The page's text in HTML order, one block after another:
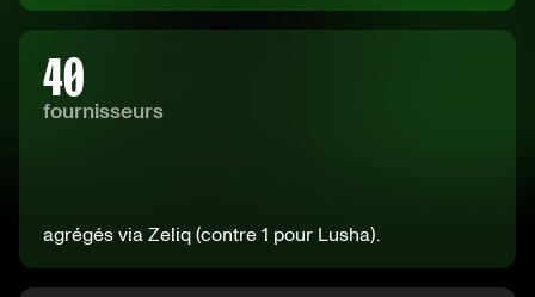
40
fournisseurs
agrégés via Zeliq (contre 1 pour Lusha).